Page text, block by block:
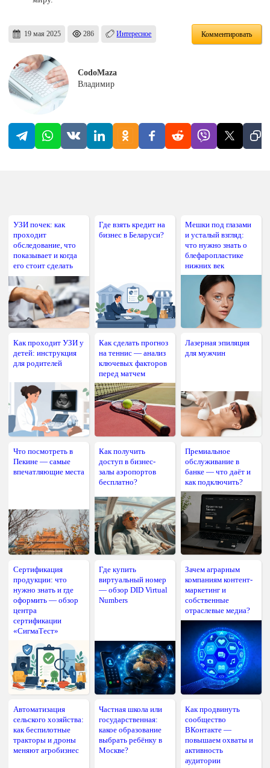
19 мая 2025 286 Интересное Комментировать
CodoMaza
Владимир
УЗИ почек: как
проходит
обследование, что
показывает и когда
его стоит сделать
Где взять кредит на
бизнес в Беларуси?
Мешки под глазами
и усталый взгляд:
что нужно знать о
блефаропластике
нижних век
Как проходит УЗИ у
детей: инструкция
для родителей
Как сделать прогноз
на теннис — анализ
ключевых факторов
перед матчем
Лазерная эпиляция
для мужчин
Что посмотреть в
Пекине — самые
впечатляющие места
Как получить
доступ в бизнес-
залы аэропортов
бесплатно?
Премиальное
обслуживание в
банке — что даёт и
как подключить?
Сертификация
продукции: что
нужно знать и где
оформить — обзор
центра
сертификации
«СигмаТест»
Где купить
виртуальный номер
— обзор DID Virtual
Numbers
Зачем аграрным
компаниям контент-
маркетинг и
собственные
отраслевые медиа?
Автоматизация
сельского хозяйства:
как беспилотные
тракторы и дроны
меняют агробизнес
Частная школа или
государственная:
какое образование
выбрать ребёнку в
Москве?
Как продвинуть
сообщество
ВКонтакте —
повышаем охваты и
активность
аудитории